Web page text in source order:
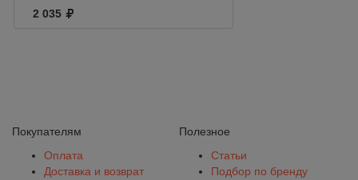
2 035
Покупателям
Оплата
Доставка и возврат
Полезное
Статьи
Подбор по бренду